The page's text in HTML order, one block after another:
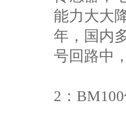
能力大大
年，国内
号回路中
2：